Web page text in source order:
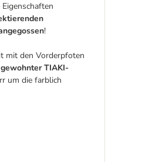
!
mit den Vorderpfoten
TIAKI-
um die farblich